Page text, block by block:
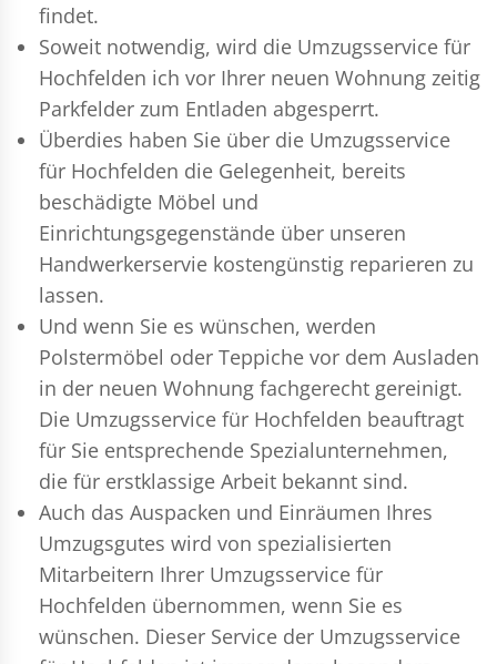
findet.
Soweit notwendig, wird die Umzugsservice für
Hochfelden ich vor Ihrer neuen Wohnung zeitig
Parkfelder zum Entladen abgesperrt.
Überdies haben Sie über die Umzugsservice
für Hochfelden die Gelegenheit, bereits
beschädigte Möbel und
Einrichtungsgegenstände über unseren
Handwerkerservie kostengünstig reparieren zu
lassen.
Und wenn Sie es wünschen, werden
Polstermöbel oder Teppiche vor dem Ausladen
in der neuen Wohnung fachgerecht gereinigt.
Die Umzugsservice für Hochfelden beauftragt
für Sie entsprechende Spezialunternehmen,
die für erstklassige Arbeit bekannt sind.
Auch das Auspacken und Einräumen Ihres
Umzugsgutes wird von spezialisierten
Mitarbeitern Ihrer Umzugsservice für
Hochfelden übernommen, wenn Sie es
wünschen. Dieser Service der Umzugsservice